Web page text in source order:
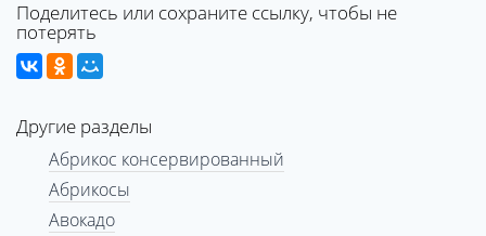
Поделитесь или сохраните ссылку, чтобы не
потерять
Другие разделы
Абрикос консервированный
Абрикосы
Авокадо